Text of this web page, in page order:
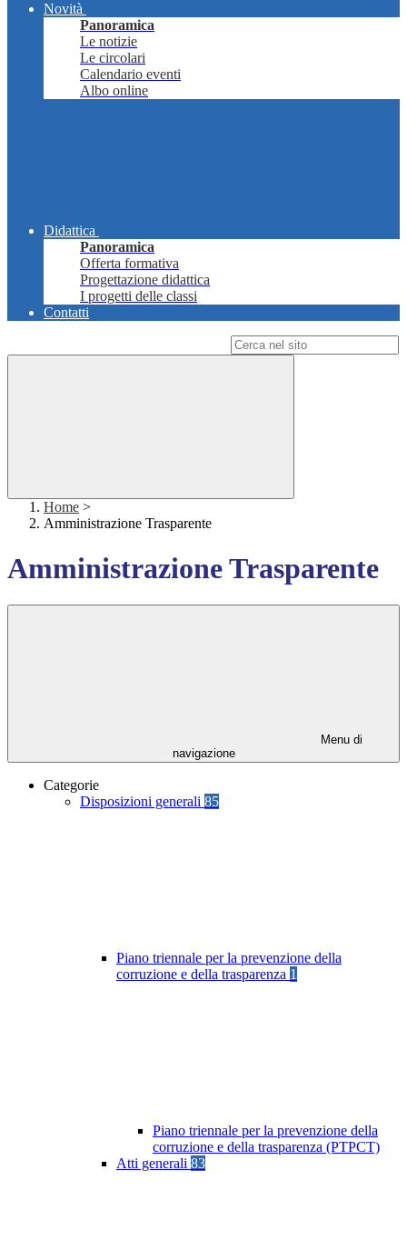
Novità
Panoramica
Le notizie
Le circolari
Calendario eventi
Albo online
Didattica
Panoramica
Offerta formativa
Progettazione didattica
I progetti delle classi
Contatti
Home >
Amministrazione Trasparente
Amministrazione Trasparente
Menu di
navigazione
Categorie
Disposizioni generali 85
Piano triennale per la prevenzione della
corruzione e della trasparenza 1
Piano triennale per la prevenzione della
corruzione e della trasparenza (PTPCT)
Atti generali 83